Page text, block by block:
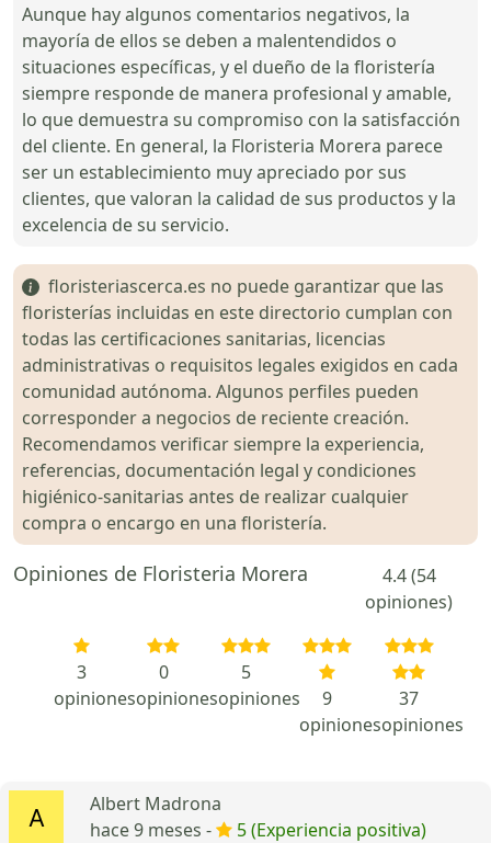
Aunque hay algunos comentarios negativos, la
mayoría de ellos se deben a malentendidos o
situaciones específicas, y el dueño de la floristería
siempre responde de manera profesional y amable,
lo que demuestra su compromiso con la satisfacción
del cliente. En general, la Floristeria Morera parece
ser un establecimiento muy apreciado por sus
clientes, que valoran la calidad de sus productos y la
excelencia de su servicio.
floristeriascerca.es no puede garantizar que las
floristerías incluidas en este directorio cumplan con
todas las certificaciones sanitarias, licencias
administrativas o requisitos legales exigidos en cada
comunidad autónoma. Algunos perfiles pueden
corresponder a negocios de reciente creación.
Recomendamos verificar siempre la experiencia,
referencias, documentación legal y condiciones
higiénico-sanitarias antes de realizar cualquier
compra o encargo en una floristería.
Opiniones de Floristeria Morera
4.4 (54
opiniones)
3
opiniones
0
opiniones
5
opiniones
9
opiniones
37
opiniones
Albert Madrona
hace 9 meses -
5 (Experiencia positiva)